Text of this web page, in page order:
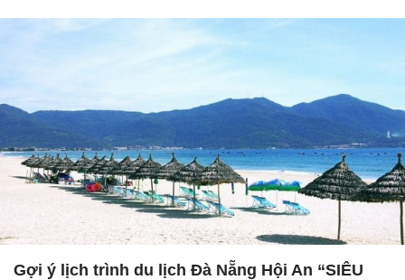
Gợi ý lịch trình du lịch Đà Nẵng Hội An “SIÊU